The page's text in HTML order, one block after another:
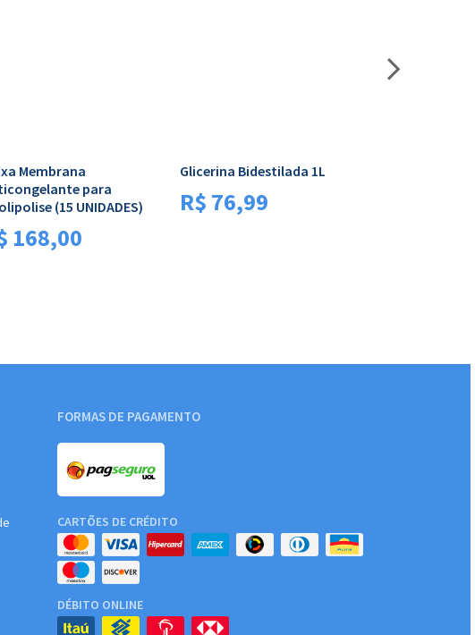
Membrana
para
(15 UNIDADES)
168,00
Glicerina Bidestilada 1L
R$ 76,99
FORMAS DE PAGAMENTO
CARTÕES DE CRÉDITO
DÉBITO ONLINE